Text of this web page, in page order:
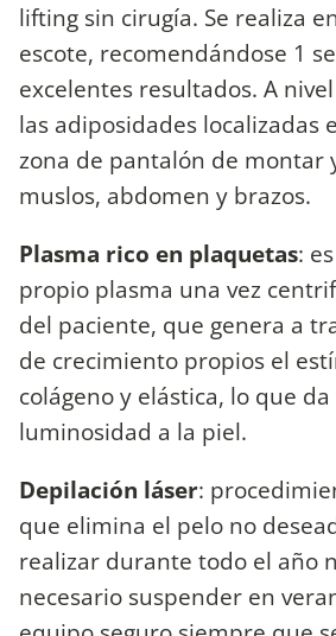
lifting sin cirugía. Se realiza
escote, recomendándose 1
excelentes resultados. A
las adiposidades localizadas
zona de pantalón de montar
muslos, abdomen y brazos.
Plasma rico en plaquetas:
propio plasma una vez
del paciente, que genera a
de crecimiento propios el
colágeno y elástica, lo que
luminosidad a la piel.
Depilación láser:
que elimina el pelo no
realizar durante todo el año
necesario suspender en